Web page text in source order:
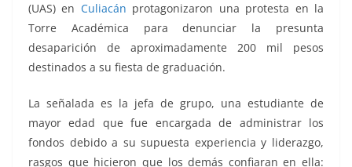
(UAS) en Culiacán protagonizaron una protesta en la
Torre Académica para denunciar la presunta
desaparición de aproximadamente 200 mil pesos
destinados a su fiesta de graduación.
La señalada es la jefa de grupo, una estudiante de
mayor edad que fue encargada de administrar los
fondos debido a su supuesta experiencia y liderazgo,
rasgos que hicieron que los demás confiaran en ella: